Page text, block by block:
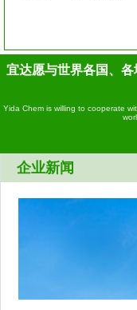
宜达愿与世界各国、
Yida Chem is willing to cooperate
企业新闻